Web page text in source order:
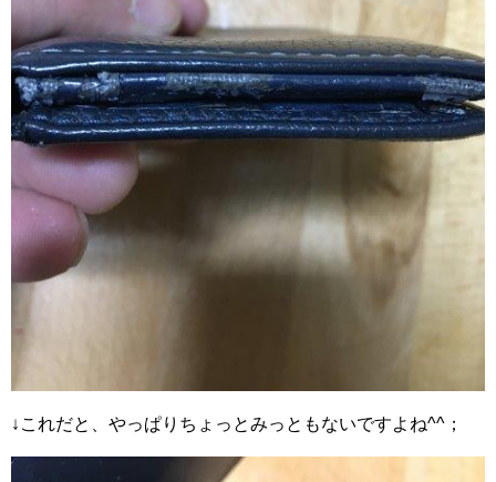
↓これだと、やっぱりちょっとみっともないですよね^^；